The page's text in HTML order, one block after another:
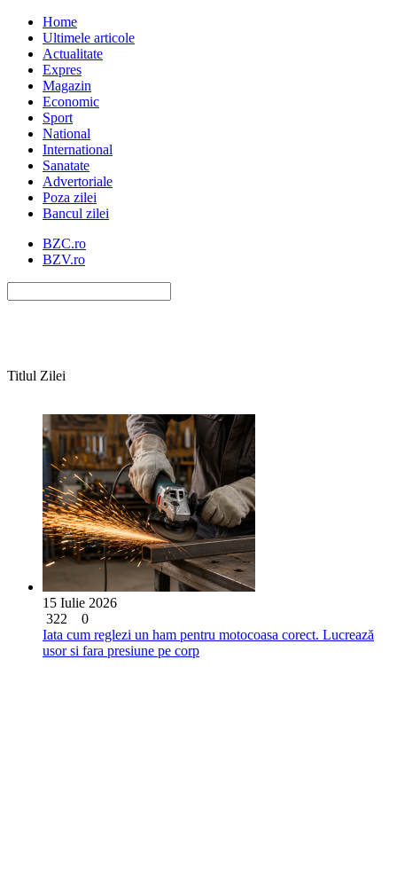
Home
Ultimele articole
Actualitate
Expres
Magazin
Economic
Sport
National
International
Sanatate
Advertoriale
Poza zilei
Bancul zilei
BZC.ro
BZV.ro
Titlul Zilei
15 Iulie 2026
322
0
Iata cum reglezi un ham pentru motocoasa corect. Lucrează
usor si fara presiune pe corp